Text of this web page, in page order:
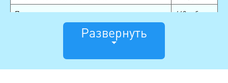
Пиджак
660 руб.
Рубашка, блуза
380 руб.
Развернуть